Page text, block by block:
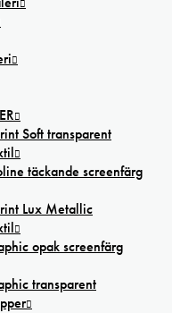
Soft transparent
täckande screenfärg
Lux Metallic
opak screenfärg
transparent